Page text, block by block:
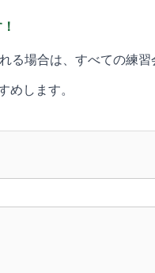
る場合は、すべての練
めします。